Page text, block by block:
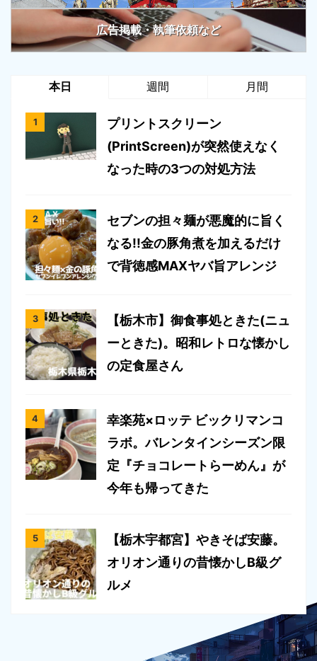
広告掲載・執筆依頼など
本日 週間 月間
プリントスクリーン
(PrintScreen)が突然使えなく
なった時の3つの対処方法
セブンの担々麺が悪魔的に旨く
なる!!金の豚角煮を加えるだけ
で背徳感MAXヤバ旨アレンジ
【栃木市】御食事処ときた(ニュ
ーときた)。昭和レトロな懐かし
の定食屋さん
幸楽苑×ロッテ ビックリマンコ
ラボ。バレンタインシーズン限
定『チョコレートらーめん』が
今年も帰ってきた
【栃木宇都宮】やきそば安藤。
オリオン通りの昔懐かしB級グ
ルメ